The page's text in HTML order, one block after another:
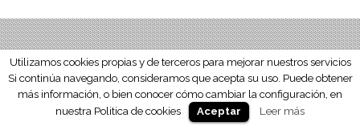
Utilizamos cookies propias y de terceros para mejorar nuestros servicios
Si continúa navegando, consideramos que acepta su uso. Puede obtener
más información, o bien conocer cómo cambiar la configuración, en
nuestra Politica de cookies
Aceptar Leer más